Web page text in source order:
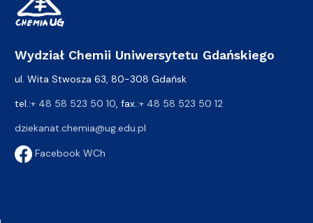
Wydział Chemii Uniwersytetu Gdańskiego
ul. Wita Stwosza 63, 80-308 Gdańsk
tel.:+ 48 58 523 50 10 , fax.:+ 48 58 523 50 12
dziekanat.chemia@ug.edu.pl
Facebook WCh